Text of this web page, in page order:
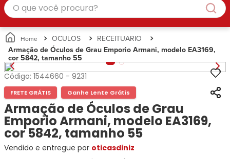
Masculino
Feminino
Infantil
Unissex
Busque
Por
Marcas
Ana
Hickmann
Bulget
Miu-
Miu
Guess
Lacoste
Categorias
Masculino
Feminino
Infantil
Unissex
Busque
Por
Marcas
Ray-
Ban
Prada
Ana
Hickmann
Tecnol
Correntes
para
Óculos
Estojos
para
Óculos
Soluções
Cuidados
Busque
Ray-
Ban
Prada
Exchange
Tommy
Ana
Hickmann
Guess
Speedo
Categoria
Armações
de Óculos
Óculos
de Sol
Corrente
para
Óculos
Estojo
para
Óculos
Gênero
Masculino
Feminino
OCULOS
RECEITUARIO
Armação de Óculos de Grau Emporio Armani, modelo EA3169,
cor 5842, tamanho 55
Código: 1544660 - 9231
FRETE GRÁTIS Ganhe Lente Grátis
Armação de Óculos de Grau
Emporio Armani, modelo EA3169,
cor 5842, tamanho 55
Vendido e entregue por oticasdiniz